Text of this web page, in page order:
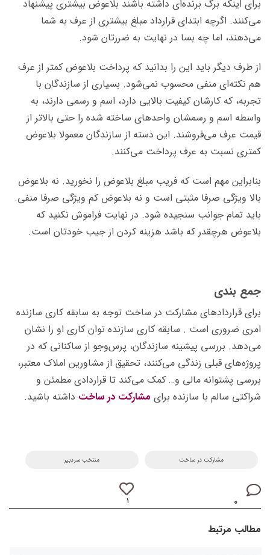
برای اینکه برگ برنده‌ای داشته باشند بلاعوض بیشتری پیشنهاد
می‌کنند. اگرچه ابتدای قرارداد مبلغ بیشتری از عرف به شما
می‌دهند، اما چه بسا در نهایت به ضررتان شود.
از طرف دیگر باید این را بدانید که پرداخت بلاعوض کمتر از عرف
هم نکته‌ای منفی محسوب نمی‌شود. بسیاری از سازندگان با
تجربه، که کارشان کیفیت بالایی دارد، اسم و رسمی دارند، به
واسطه‌ اسم و رسمشان واحدهای ساخته شده را حتی بالاتر از
قیمت عرف می‌فروشند. این دسته از سازندگان معمولا بلاعوض
کمتری نسبت به عرف پرداخت می‌کنند.
بنابراین مهم است که فریب مبلغ بلاعوض را نخورید. نه بلاعوض
بالا ویژگی صرفا مثبتی است و نه بلاعوض کم ویژگی صرفا منفی.
باید تمام جوانب سنجیده شود. در نهایت فراموش نکنید که
بلاعوض هرچقدر که باشد هزینه‌ کردن از جیب خودتان است.
جمع بندی
برای قراردادهای مشارکت در ساخت توجه به سابقه کاری سازنده
امری ضروری است . سابقه‌ کاری سازنده توان کاری او را نشان
می‌دهد. بررسی پیشینه سازندگان، پرس‌وجو از ساکنانی که در
پروژه‌های قبلی زندگی می‌کنند، تحقیق از مشاورین املاک معتبر،
بررسی پشتوانه مالی و… کمک می‌کند تا قراردادی مطمئن و
شراکتی سالم با سازنده برای مشارکت در ساخت داشته باشید.
مشارکت در ساخت منتخب سردبیر
۰ ۱
مطالب مرتبط